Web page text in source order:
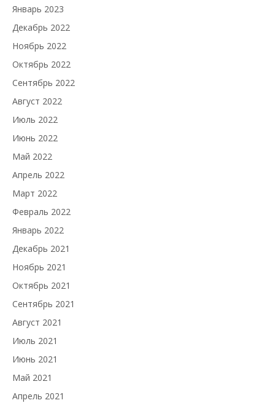
Январь 2023
Декабрь 2022
Ноябрь 2022
Октябрь 2022
Сентябрь 2022
Август 2022
Июль 2022
Июнь 2022
Май 2022
Апрель 2022
Март 2022
Февраль 2022
Январь 2022
Декабрь 2021
Ноябрь 2021
Октябрь 2021
Сентябрь 2021
Август 2021
Июль 2021
Июнь 2021
Май 2021
Апрель 2021